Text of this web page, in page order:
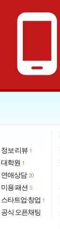
phone_android
정보·리뷰 1
대학원 1
연애상담 20
미용·패션 5
스타트업·창업 1
공식 오픈채팅